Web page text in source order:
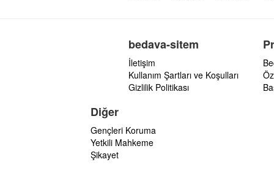
bedava-sitem
İletişim
Kullanım Şartları ve Koşulları
Gizlilik Politikası
Diğer
Gençleri Koruma
Yetkili Mahkeme
Şikayet